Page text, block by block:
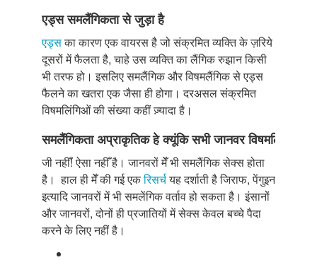
एड्स समलैंगिकता से जुड़ा है
एड्सका कारण एक वायरस है जो संक्रमित व्यक्ति के ज़रिये
दूसरों में फैलता है, चाहे उस व्यक्ति का लैंगिक रुझान किसी
भी तरफ हो। इसलिए समलैंगिक और विषमलैंगिक से एड्स
फैलने का खतरा एक जैसा ही होगा। दरअसल संक्रमित
विषमलिंगिओं की संख्या कहीं ज़्यादा है।
समलैंगिकता अप्राकृतिक हे क्यूंकि सभी जानवर विषमलिंगी
जी नहीँ! ऐसा नहीँ है। जानवरों मेँ भी समलैंगिक सेक्स होता
है। हाल ही मेँ की गई एकरिसर्चयह दर्शाती है जिराफ, पेंगुइन
इत्यादि जानवरों में भी समलेंगिक वर्ताव हो सकता है। इंसानों
और जानवरों, दोनों ही प्रजातियों में सेक्स केवल बच्चे पैदा
करने के लिए नहीं है।